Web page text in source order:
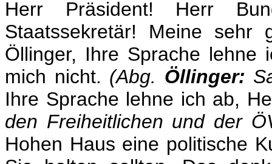
Herr Präsident! Herr
Staatssekretär! Meine sehr
Öllinger, Ihre Sprache lehne
mich nicht. (Abg. Öllinger:
Ihre Sprache lehne ich ab,
den Freiheitlichen und der
Hohen Haus eine politische